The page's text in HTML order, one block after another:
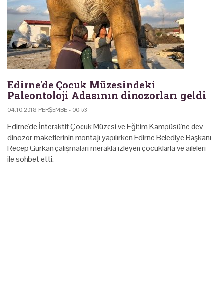
Edirne'de Çocuk Müzesindeki
Paleontoloji Adasının dinozorları geldi
04.10.2018 PERŞEMBE - 00:53
Edirne'de İnteraktif Çocuk Müzesi ve Eğitim Kampüsü'ne dev
dinozor maketlerinin montajı yapılırken Edirne Belediye Başkanı
Recep Gürkan çalışmaları merakla izleyen çocuklarla ve aileleri
ile sohbet etti.